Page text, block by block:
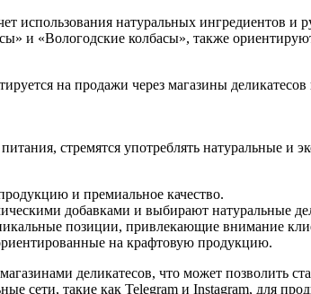
использования натуральных ингредиентов и
и «Вологодские колбасы», также
на продажи через магазины
стремятся употреблять натуральные
и премиальное качество.
добавками и выбирают натуральные
позиции, привлекающие внимание
на крафтовую продукцию.
деликатесов, что может позволить
сети, такие как Telegram и Instagram, для